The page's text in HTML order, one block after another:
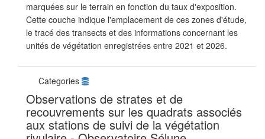
marquées sur le terrain en fonction du taux d'exposition.
Cette couche indique l'emplacement de ces zones d'étude,
le tracé des transects et des informations concernant les
unités de végétation enregistrées entre 2021 et 2026.
Categories
Observations de strates et de
recouvrements sur les quadrats associés
aux stations de suivi de la végétation